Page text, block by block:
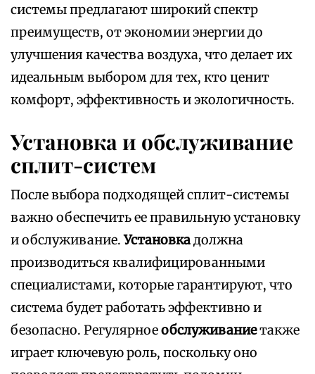
системы предлагают широкий спектр
преимуществ, от экономии энергии до
улучшения качества воздуха, что делает их
идеальным выбором для тех, кто ценит
комфорт, эффективность и экологичность.
Установка и обслуживание
сплит-систем
После выбора подходящей сплит-системы
важно обеспечить ее правильную установку
и обслуживание.Установка должна
производиться квалифицированными
специалистами, которые гарантируют, что
система будет работать эффективно и
безопасно. Регулярноеобслуживаниетакже
играет ключевую роль, поскольку оно